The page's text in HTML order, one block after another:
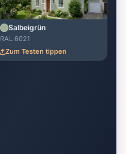
Salbeigrün
RAL 6021
Zum Testen tippen